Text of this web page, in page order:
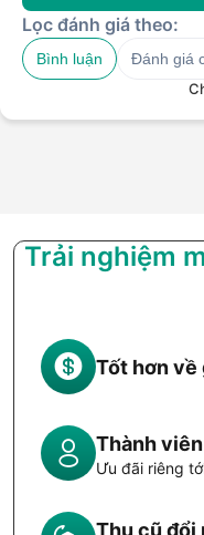
Lọc đánh giá theo:
Bình luận Đánh giá
Trải nghiệm
Tốt hơn về
Thành
Ưu đãi riêng